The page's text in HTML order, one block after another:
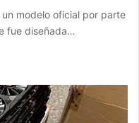
modelo oficial por parte
fue diseñada…